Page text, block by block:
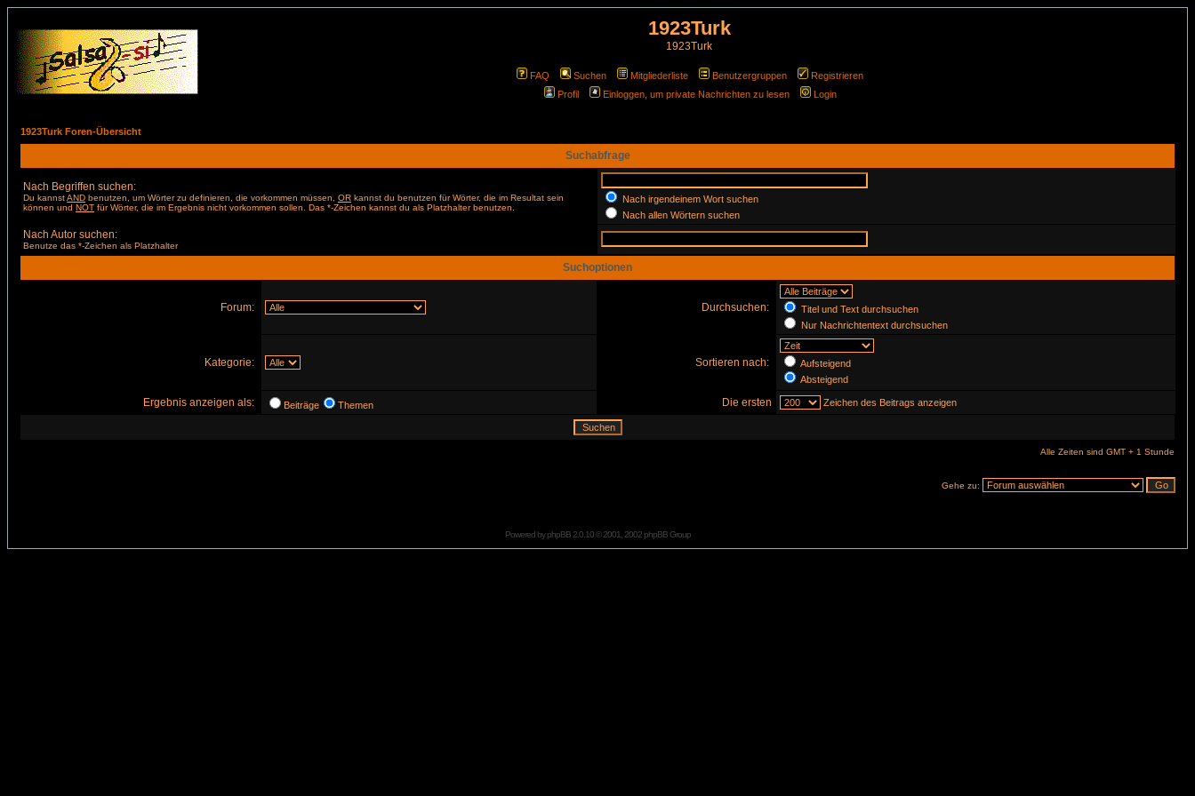
1923Turk
1923Turk
FAQ Suchen Mitgliederliste Benutzergruppen
Registrieren
Profil
Einloggen, um private Nachrichten zu lesen Login
1923Turk Foren-Übersicht
Suchabfrage
Nach Begriffen suchen:
Du kannstAND benutzen, um Wörter zu definieren, die vorkommen müssen, OR kannst du benutzen für Wörter, die im Resultat sein
können und NOT für Wörter, die im Ergebnis nicht vorkommen sollen. Das *-Zeichen kannst du als Platzhalter benutzen.
Nach irgendeinem Wort suchen
Nach allen Wörtern suchen
Nach Autor suchen:
Benutze das *-Zeichen als Platzhalter
Suchoptionen
Forum: Durchsuchen:
Titel und Text durchsuchen
Nur Nachrichtentext durchsuchen
Kategorie: Sortieren nach:
Aufsteigend
Absteigend
Ergebnis anzeigen als: Beiträge Themen Die ersten Zeichen des Beitrags anzeigen
Alle Zeiten sind GMT + 1 Stunde
Gehe zu:
Powered byphpBB2.0.10 © 2001, 2002 phpBB Group